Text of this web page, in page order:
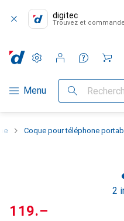
digitec
Trouvez et
Navigation par catégorie
Menu Recherche
Paramètres
Compte client
Listes de comparaison
Listes d'envies
Panier
Coque pour téléphone
2
CHF
119.–